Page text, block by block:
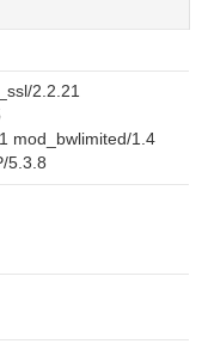
2.2.21
mod_bwlimited/1.4
5.3.8